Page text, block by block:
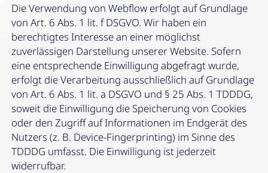
Die Verwendung von Webflow erfolgt auf Grundlage
von Art. 6 Abs. 1 lit. f DSGVO. Wir haben ein
berechtigtes Interesse an einer möglichst
zuverlässigen Darstellung unserer Website. Sofern
eine entsprechende Einwilligung abgefragt wurde,
erfolgt die Verarbeitung ausschließlich auf Grundlage
von Art. 6 Abs. 1 lit. a DSGVO und § 25 Abs. 1 TDDDG,
soweit die Einwilligung die Speicherung von Cookies
oder den Zugriff auf Informationen im Endgerät des
Nutzers (z. B. Device-Fingerprinting) im Sinne des
TDDDG umfasst. Die Einwilligung ist jederzeit
widerrufbar.